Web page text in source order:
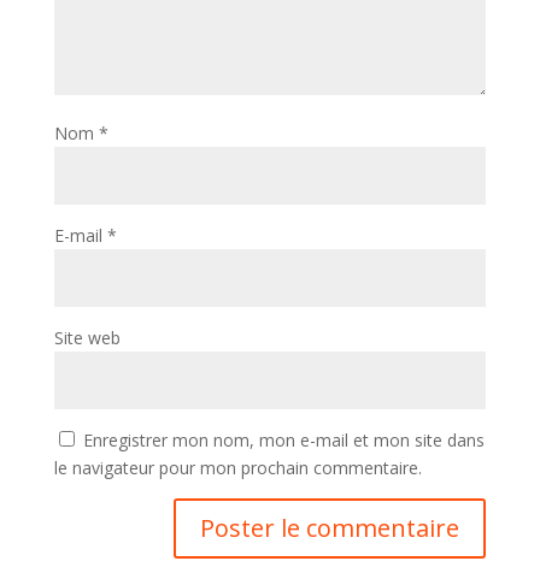
Nom *
E-mail *
Site web
Enregistrer mon nom, mon e-mail et mon site dans
le navigateur pour mon prochain commentaire.